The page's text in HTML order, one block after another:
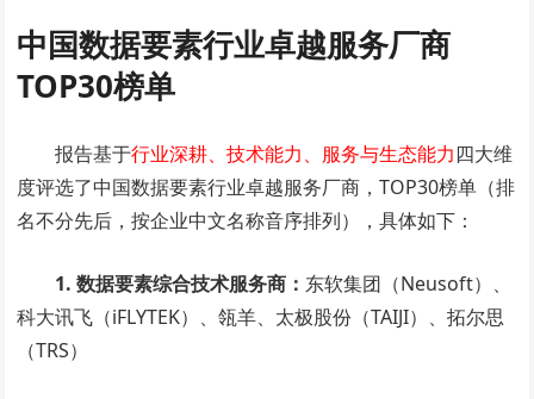
中国数据要素行业卓越服务厂商
TOP30榜单
报告基于行业深耕、技术能力、服务与生态能力四大维
度评选了中国数据要素行业卓越服务厂商，TOP30榜单（排
名不分先后，按企业中文名称音序排列），具体如下：
1. 数据要素综合技术服务商： 东软集团（Neusoft）、
科大讯飞（iFLYTEK）、瓴羊、太极股份（TAIJI）、拓尔思
（TRS）